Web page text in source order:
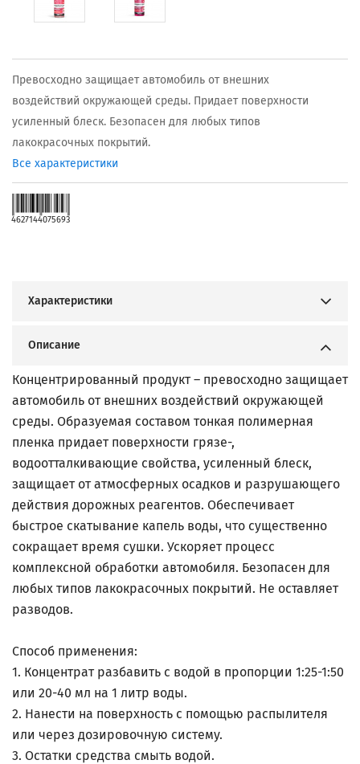
Превосходно защищает автомобиль от внешних
воздействий окружающей среды. Придает поверхности
усиленный блеск. Безопасен для любых типов
лакокрасочных покрытий.
Все характеристики
4627144075693
Характеристики
Описание
Концентрированный продукт – превосходно защищает
автомобиль от внешних воздействий окружающей
среды. Образуемая составом тонкая полимерная
пленка придает поверхности грязе-,
водоотталкивающие свойства, усиленный блеск,
защищает от атмосферных осадков и разрушающего
действия дорожных реагентов. Обеспечивает
быстрое скатывание капель воды, что существенно
сокращает время сушки. Ускоряет процесс
комплексной обработки автомобиля. Безопасен для
любых типов лакокрасочных покрытий. Не оставляет
разводов.
Способ применения:
1. Концентрат разбавить с водой в пропорции 1:25-1:50
или 20-40 мл на 1 литр воды.
2. Нанести на поверхность с помощью распылителя
или через дозировочную систему.
3. Остатки средства смыть водой.